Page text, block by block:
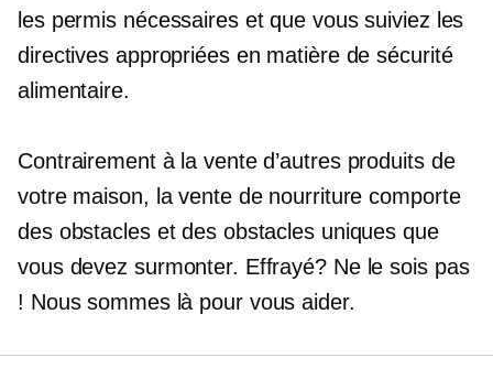
les permis nécessaires et que vous suiviez les
directives appropriées en matière de sécurité
alimentaire.
Contrairement à la vente d’autres produits de
votre maison, la vente de nourriture comporte
des obstacles et des obstacles uniques que
vous devez surmonter. Effrayé? Ne le sois pas
! Nous sommes là pour vous aider.